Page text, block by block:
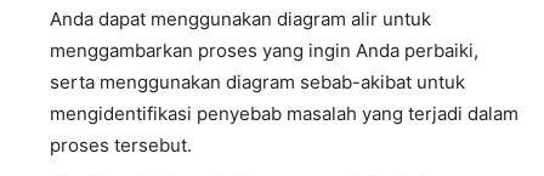
Anda dapat menggunakan diagram alir untuk
menggambarkan proses yang ingin Anda perbaiki,
serta menggunakan diagram sebab-akibat untuk
mengidentifikasi penyebab masalah yang terjadi dalam
proses tersebut.